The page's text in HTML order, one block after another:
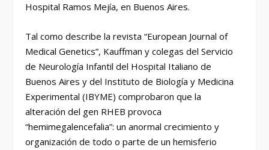
Hospital Ramos Mejía, en Buenos Aires.
Tal como describe la revista “European Journal of
Medical Genetics”, Kauffman y colegas del Servicio
de Neurología Infantil del Hospital Italiano de
Buenos Aires y del Instituto de Biología y Medicina
Experimental (IBYME) comprobaron que la
alteración del gen RHEB provoca
“hemimegalencefalia”: un anormal crecimiento y
organización de todo o parte de un hemisferio